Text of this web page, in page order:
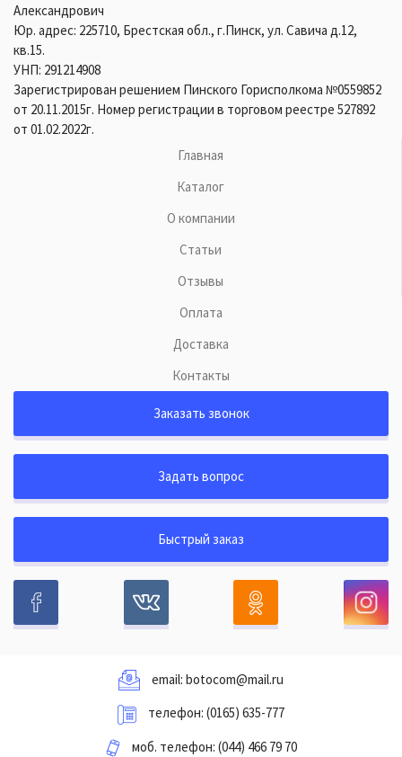
Александрович
Юр. адрес: 225710, Брестская обл., г.Пинск, ул. Савича д.12,
кв.15.
УНП: 291214908
Зарегистрирован решением Пинского Горисполкома №0559852
от 20.11.2015г. Номер регистрации в торговом реестре 527892
от 01.02.2022г.
Главная
Каталог
О компании
Статьи
Отзывы
Оплата
Доставка
Контакты
Заказать звонок
Задать вопрос
Быстрый заказ
email: botocom@mail.ru
телефон: (0165) 635-777
моб. телефон: (044) 466 79 70